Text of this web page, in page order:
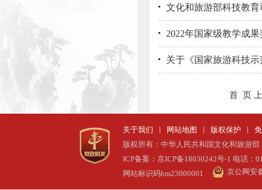
文化和旅游部科技教
2022年国家级教学成
关于《国家旅游科技
首 页